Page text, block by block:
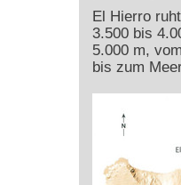
El Hierro
3.500 bis
5.000 m,
bis zum